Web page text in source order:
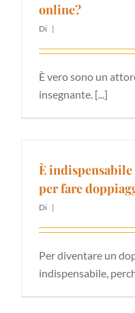
online?
Di |
È vero sono un
insegnante. [...]
È
per fare
Di |
Per diventare un
indispensabile,